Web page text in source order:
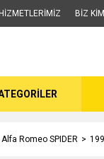
BİZ
Alfa Romeo SPIDER